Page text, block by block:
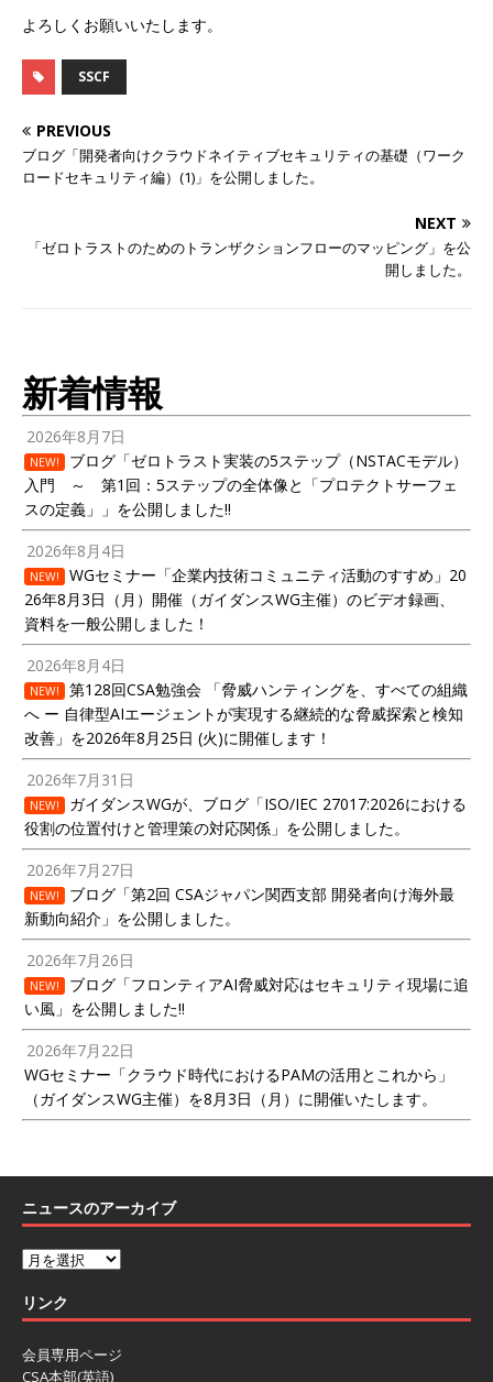
よろしくお願いいたします。
SSCF
PREVIOUS
ブログ「開発者向けクラウドネイティブセキュリティの基礎（ワーク
ロードセキュリティ編）(1)」を公開しました。
NEXT
「ゼロトラストのためのトランザクションフローのマッピング」を公
開しました。
新着情報
2026年8月7日
NEW!
ブログ「ゼロトラスト実装の5ステップ（NSTACモデル）
入門 ～ 第1回：5ステップの全体像と「プロテクトサーフェ
スの定義」」を公開しました!!
2026年8月4日
NEW!
WGセミナー「企業内技術コミュニティ活動のすすめ」20
26年8月3日（月）開催（ガイダンスWG主催）のビデオ録画、
資料を一般公開しました！
2026年8月4日
NEW!
第128回CSA勉強会 「脅威ハンティングを、すべての組織
へ ー 自律型AIエージェントが実現する継続的な脅威探索と検知
改善」を2026年8月25日 (火)に開催します！
2026年7月31日
NEW!
ガイダンスWGが、ブログ「ISO/IEC 27017:2026における
役割の位置付けと管理策の対応関係」を公開しました。
2026年7月27日
NEW!
ブログ「第2回 CSAジャパン関西支部 開発者向け海外最
新動向紹介」を公開しました。
2026年7月26日
NEW!
ブログ「フロンティアAI脅威対応はセキュリティ現場に追
い風」を公開しました!!
2026年7月22日
WGセミナー「クラウド時代におけるPAMの活用とこれから」
（ガイダンスWG主催）を8月3日（月）に開催いたします。
ニュースのアーカイブ
リンク
会員専用ページ
CSA本部(英語)